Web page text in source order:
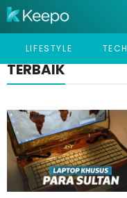
LIFESTYLE
TERBAIK